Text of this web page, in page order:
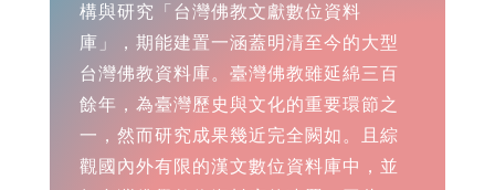
構與研究「台灣佛教文獻數位資料
庫」，期能建置一涵蓋明清至今的大型
台灣佛教資料庫。臺灣佛教雖延綿三百
餘年，為臺灣歷史與文化的重要環節之
一，然而研究成果幾近完全闕如。且綜
觀國內外有限的漢文數位資料庫中，並